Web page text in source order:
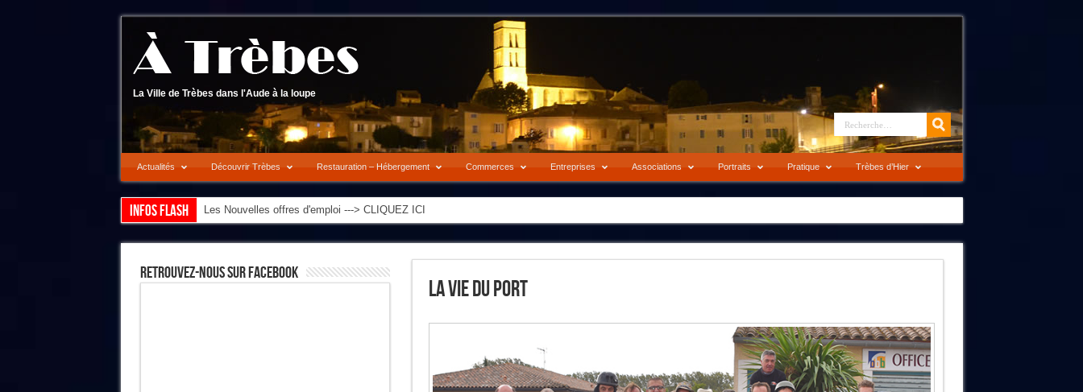
La Ville de Trèbes dans l'Aude à la loupe
Actualités Découvrir Trèbes Restauration – Hébergement Commerces Entreprises Associations Portraits Pratique Trèbes d’Hier
Infos flash Notre synthèse des événements des prochains jours --- CLIQUEZ ICI
Les Nouvelles offres d'emploi ---> CLIQUEZ ICI
La Vie Du Port
Retrouvez-Nous Sur Facebook